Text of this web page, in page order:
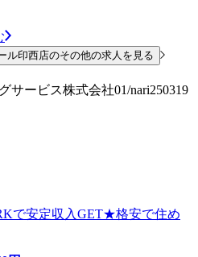
ル印西店のその他の求人を見る
サービス株式会社01/nari250319
で安定収入GET★格安で住め